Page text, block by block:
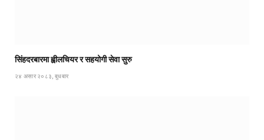
सिंहदरबारमा ह्वीलचियर र सहयोगी सेवा सुरु
२४ असार २०८३, बुधबार